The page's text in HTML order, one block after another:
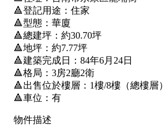
格局
不拘
2房 3房
4房